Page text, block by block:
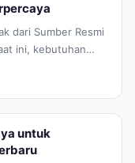
dari Sumber Resmi
ini, kebutuhan
untuk